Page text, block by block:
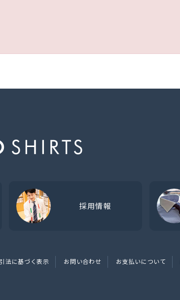
採用情報
法に基づく表示 お問い合わせ お支払いについて